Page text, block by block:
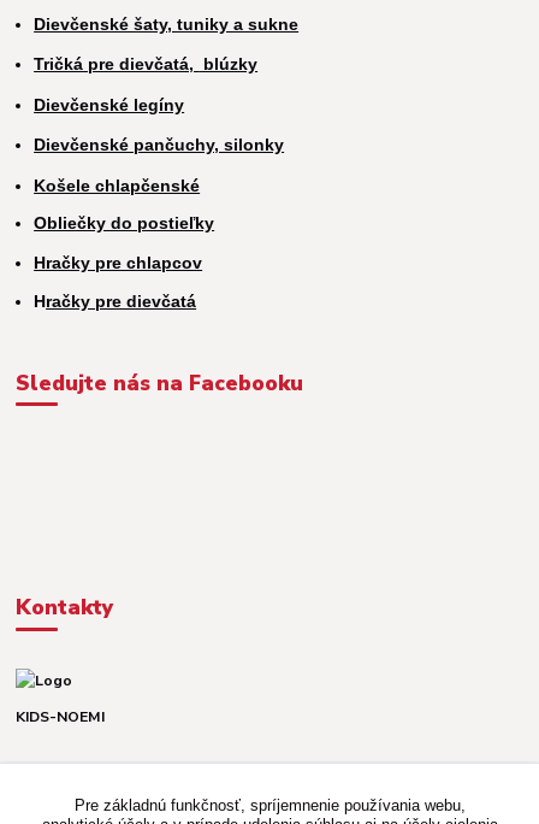
Dievčenské šaty, tuniky a sukne
Tričká pre dievčatá, blúzky
Dievčenské legíny
Dievčenské pančuchy, silonky
Košele chlapčenské
Obliečky do postieľky
Hračky pre chlapcov
Hračky pre dievčatá
Sledujte nás na Facebooku
Kontakty
KIDS-NOEMI
(Po-Pia, 8-16 hod.)
Pre základnú funkčnosť, spríjemnenie používania webu,